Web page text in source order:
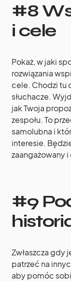
#8
i cele
Pokaż, w jaki
rozwiązania
cele. Chodzi tu
słuchacze.
jak Twoja
zespołu. To
samolubna i
interesie.
zaangażowany i
#9
Zwłaszcza gdy
patrzeć na
aby pomóc